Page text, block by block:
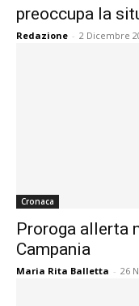
preoccupa la
Redazione - 2 Dicembre
Cronaca
Proroga allerta
Campania
Maria Rita Balletta - 26